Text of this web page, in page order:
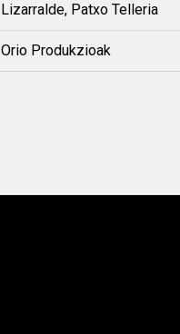
Lizarralde, Patxo Telleria
Orio Produkzioak